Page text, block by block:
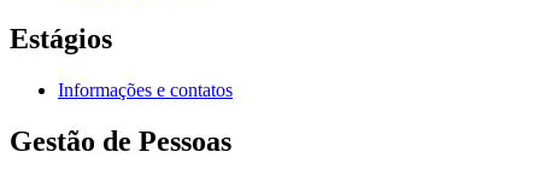
Estágios
Informações e contatos
Gestão de Pessoas